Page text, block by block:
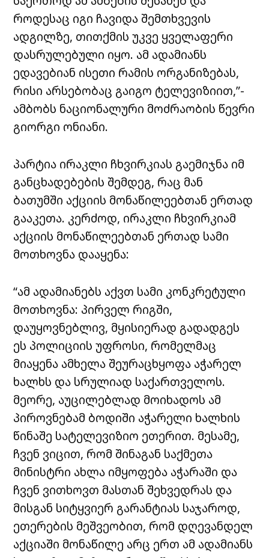
როდესაც იგი ჩავიდა შემთხვევის
ადგილზე, თითქმის უკვე ყველაფერი
დასრულებული იყო. ამ ადამიანს
ედავებიან ისეთი რამის ორგანიზებას,
რისი არსებობაც გაიგო ტელევიზიით,”-
ამბობს ნაციონალური მოძრაობის წევრი
გიორგი ონიანი.
პარტია ირაკლი ჩხვირკიას გაემიჯნა იმ
განცხადებების შემდეგ, რაც მან
ბათუმში აქციის მონაწილეებთან ერთად
გააკეთა. კერძოდ, ირაკლი ჩხვირკიამ
აქციის მონაწილეებთან ერთად სამი
მოთხოვნა დააყენა:
“ამ ადამიანებს აქვთ სამი კონკრეტული
მოთხოვნა: პირველ რიგში,
დაუყოვნებლივ, მყისიერად გადადგეს
ეს პოლიციის უფროსი, რომელმაც
მიაყენა ამხელა შეურაცხყოფა აჭარელ
ხალხს და სრულიად საქართველოს.
მეორე, აუცილებლად მოიხადოს ამ
პიროვნებამ ბოდიში აჭარელი ხალხის
წინაშე სატელევიზიო ეთერით. მესამე,
ჩვენ ვიცით, რომ შინაგან საქმეთა
მინისტრი ახლა იმყოფება აჭარაში და
ჩვენ ვითხოვთ მასთან შეხვედრას და
მისგან სიტყვიერ გარანტიას საჯაროდ,
ეთერების მეშვეობით, რომ დღევანდელ
აქციაში მონაწილე არც ერთ ამ ადამიანს